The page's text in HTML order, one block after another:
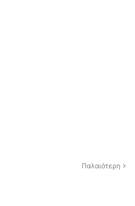
Παλαιότερη